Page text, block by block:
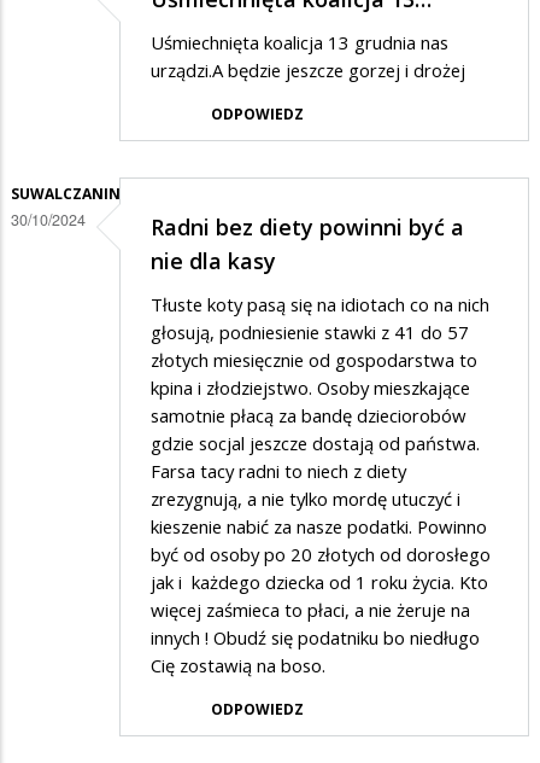
Uśmiechnięta koalicja 13 grudnia nas
urządzi.A będzie jeszcze gorzej i drożej
ODPOWIEDZ
SUWALCZANIN
30/10/2024
Radni bez diety powinni być a
nie dla kasy
Tłuste koty pasą się na idiotach co na nich
głosują, podniesienie stawki z 41 do 57
złotych miesięcznie od gospodarstwa to
kpina i złodziejstwo. Osoby mieszkające
samotnie płacą za bandę dzieciorobów
gdzie socjal jeszcze dostają od państwa.
Farsa tacy radni to niech z diety
zrezygnują, a nie tylko mordę utuczyć i
kieszenie nabić za nasze podatki. Powinno
być od osoby po 20 złotych od dorosłego
jak i każdego dziecka od 1 roku życia. Kto
więcej zaśmieca to płaci, a nie żeruje na
innych ! Obudź się podatniku bo niedługo
Cię zostawią na boso.
ODPOWIEDZ